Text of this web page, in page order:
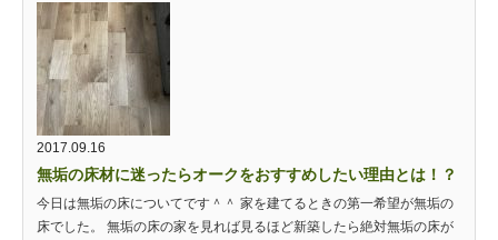
2017.09.16
無垢の床材に迷ったらオークをおすすめしたい理由とは！？
今日は無垢の床についてです＾＾ 家を建てるときの第一希望が無垢の
床でした。 無垢の床の家を見れば見るほど新築したら絶対無垢の床が